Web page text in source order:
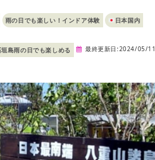
雨の日でも楽しい！インドア体験 日本国内
垣島雨の日でも楽しめる 最終更新日:2024/05/11